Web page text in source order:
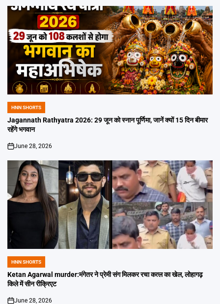
POSTED
IN
HNN SHORTS
Jagannath Rathyatra 2026: 29 जून को स्नान पूर्णिमा, जानें क्यों 15 दिन बीमार
रहेंगे भगवान
on
June 28, 2026
POSTED
IN
HNN SHORTS
Ketan Agarwal murder:मंगेतर ने प्रेमी संग मिलकर रचा कत्ल का खेल, लोहागढ़
किले में सीन रीक्रिएट
June 28, 2026